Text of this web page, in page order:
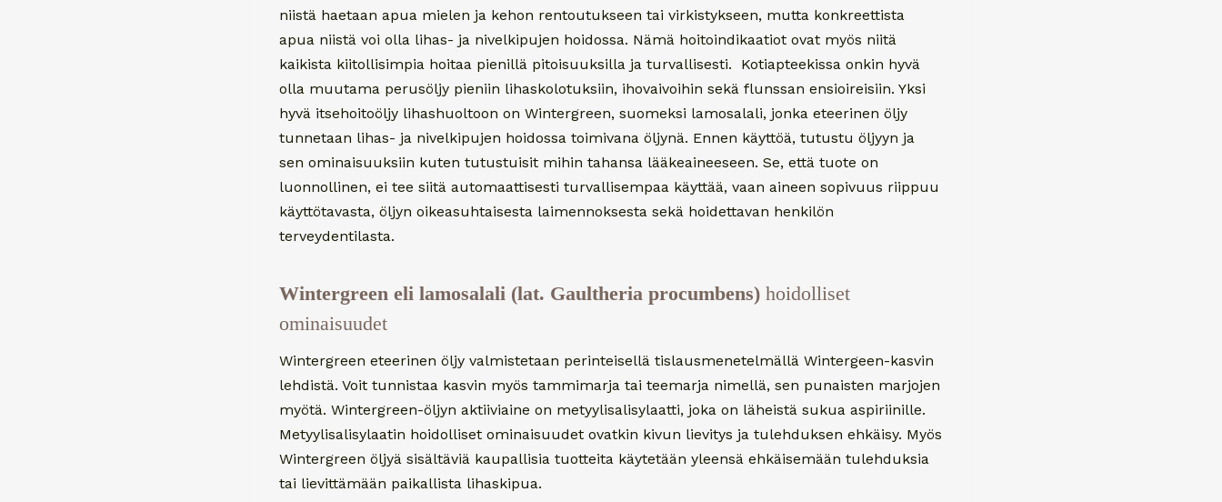
niistä haetaan apua mielen ja kehon rentoutukseen tai virkistykseen, mutta konkreettista
apua niistä voi olla lihas- ja nivelkipujen hoidossa. Nämä hoitoindikaatiot ovat myös niitä
kaikista kiitollisimpia hoitaa pienillä pitoisuuksilla ja turvallisesti. Kotiapteekissa onkin hyvä
olla muutama perusöljy pieniin lihaskolotuksiin, ihovaivoihin sekä flunssan ensioireisiin. Yksi
hyvä itsehoitoöljy lihashuoltoon on Wintergreen, suomeksi lamosalali, jonka eteerinen öljy
tunnetaan lihas- ja nivelkipujen hoidossa toimivana öljynä. Ennen käyttöä, tutustu öljyyn ja
sen ominaisuuksiin kuten tutustuisit mihin tahansa lääkeaineeseen. Se, että tuote on
luonnollinen, ei tee siitä automaattisesti turvallisempaa käyttää, vaan aineen sopivuus riippuu
käyttötavasta, öljyn oikeasuhtaisesta laimennoksesta sekä hoidettavan henkilön
terveydentilasta.
Wintergreen eli lamosalali (lat. Gaultheria procumbens) hoidolliset
ominaisuudet
Wintergreen eteerinen öljy valmistetaan perinteisellä tislausmenetelmällä Wintergeen-kasvin
lehdistä. Voit tunnistaa kasvin myös tammimarja tai teemarja nimellä, sen punaisten marjojen
myötä. Wintergreen-öljyn aktiiviaine on metyylisalisylaatti, joka on läheistä sukua aspiriinille.
Metyylisalisylaatin hoidolliset ominaisuudet ovatkin kivun lievitys ja tulehduksen ehkäisy. Myös
Wintergreen öljyä sisältäviä kaupallisia tuotteita käytetään yleensä ehkäisemään tulehduksia
tai lievittämään paikallista lihaskipua.